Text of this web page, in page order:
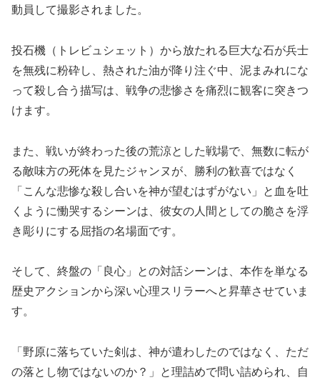
動員して撮影されました。
投石機（トレビュシェット）から放たれる巨大な石が兵士
を無残に粉砕し、熱された油が降り注ぐ中、泥まみれにな
って殺し合う描写は、戦争の悲惨さを痛烈に観客に突きつ
けます。
また、戦いが終わった後の荒涼とした戦場で、無数に転が
る敵味方の死体を見たジャンヌが、勝利の歓喜ではなく
「こんな悲惨な殺し合いを神が望むはずがない」と血を吐
くように慟哭するシーンは、彼女の人間としての脆さを浮
き彫りにする屈指の名場面です。
そして、終盤の「良心」との対話シーンは、本作を単なる
歴史アクションから深い心理スリラーへと昇華させていま
す。
「野原に落ちていた剣は、神が遣わしたのではなく、ただ
の落とし物ではないのか？」と理詰めで問い詰められ、自